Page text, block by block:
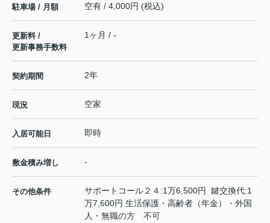
駐車場 / 月額 空有 / 4,000円 (税込)
更新料 /
更新事務手数料
1ヶ月 / -
契約期間 2年
現況 空家
入居可能日 即時
敷金積み増し -
その他条件
サポートコール２４:1万6,500円 鍵交換代:1
万7,600円 生活保護・高齢者（年金）・外国
人・無職の方 不可